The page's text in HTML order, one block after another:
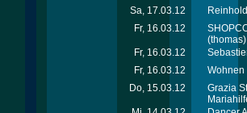
Sa, 17.03.12
Fr, 16.03.12
(thomas)
Fr, 16.03.12
Fr, 16.03.12
Wohnen
Do, 15.03.12
Grazia